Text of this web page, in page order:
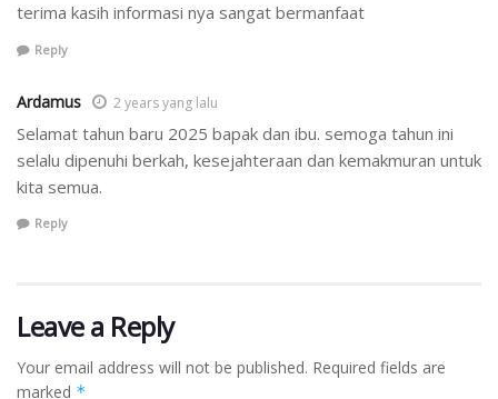
terima kasih informasi nya sangat bermanfaat
Reply
Ardamus 2 years yang lalu
Selamat tahun baru 2025 bapak dan ibu. semoga tahun ini
selalu dipenuhi berkah, kesejahteraan dan kemakmuran untuk
kita semua.
Reply
Leave a Reply
Your email address will not be published. Required fields are
marked *